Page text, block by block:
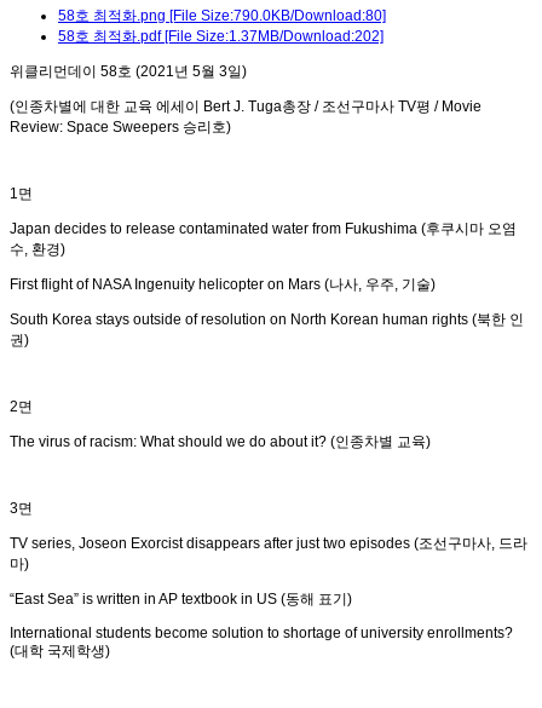
58호 최적화.png [File Size:790.0KB/Download:80]
58호 최적화.pdf [File Size:1.37MB/Download:202]
위클리먼데이 58호 (2021년 5월 3일)
(인종차별에 대한 교육 에세이 Bert J. Tuga총장 / 조선구마사 TV평 / Movie
Review: Space Sweepers 승리호)
1면
Japan decides to release contaminated water from Fukushima (후쿠시마 오염
수, 환경)
First flight of NASA Ingenuity helicopter on Mars (나사, 우주, 기술)
South Korea stays outside of resolution on North Korean human rights (북한 인
권)
2면
The virus of racism: What should we do about it? (인종차별 교육)
3면
TV series, Joseon Exorcist disappears after just two episodes (조선구마사, 드라
마)
“East Sea” is written in AP textbook in US (동해 표기)
International students become solution to shortage of university enrollments?
(대학 국제학생)